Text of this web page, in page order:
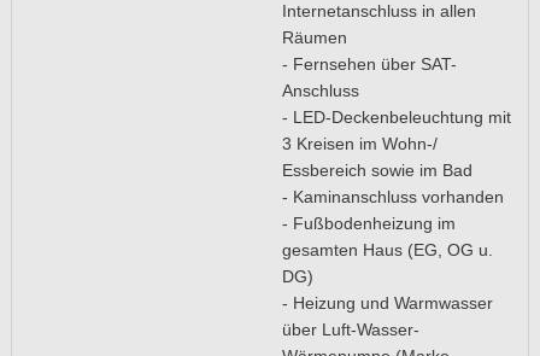
Internetanschluss in allen
Räumen
- Fernsehen über SAT-
Anschluss
- LED-Deckenbeleuchtung mit
3 Kreisen im Wohn-/
Essbereich sowie im Bad
- Kaminanschluss vorhanden
- Fußbodenheizung im
gesamten Haus (EG, OG u.
DG)
- Heizung und Warmwasser
über Luft-Wasser-